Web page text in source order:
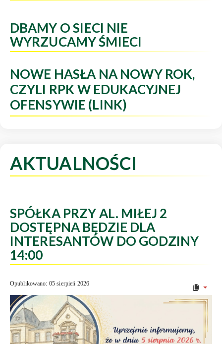
DBAMY O SIECI NIE
WYRZUCAMY ŚMIECI
NOWE HASŁA NA NOWY ROK,
CZYLI RPK W EDUKACYJNEJ
OFENSYWIE (LINK)
AKTUALNOŚCI
SPÓŁKA PRZY AL. MIŁEJ 2
DOSTĘPNA BĘDZIE DLA
INTERESANTÓW DO GODZINY
14:00
Opublikowano: 05 sierpień 2026